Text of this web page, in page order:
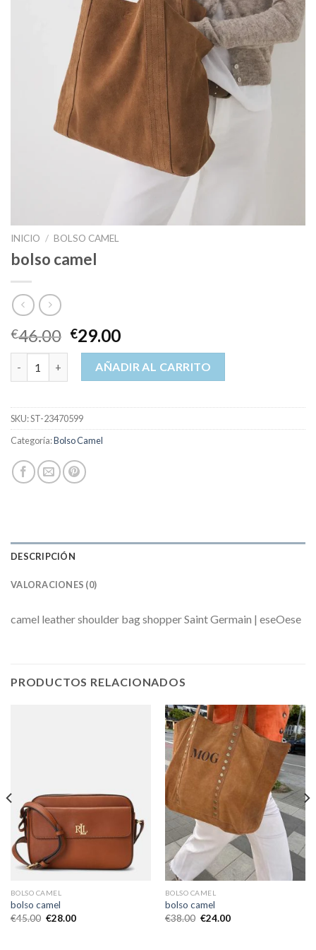
INICIO / BOLSO CAMEL
bolso camel
€46.00 €29.00
bolso camel cantidadAÑADIR AL CARRITO
SKU:ST-23470599
Categoría:Bolso Camel
DESCRIPCIÓN
VALORACIONES (0)
camel leather shoulder bag shopper Saint Germain | eseOese
PRODUCTOS RELACIONADOS
BOLSO CAMEL
bolso camel
€45.00 €28.00
BOLSO CAMEL
bolso camel
€38.00 €24.00